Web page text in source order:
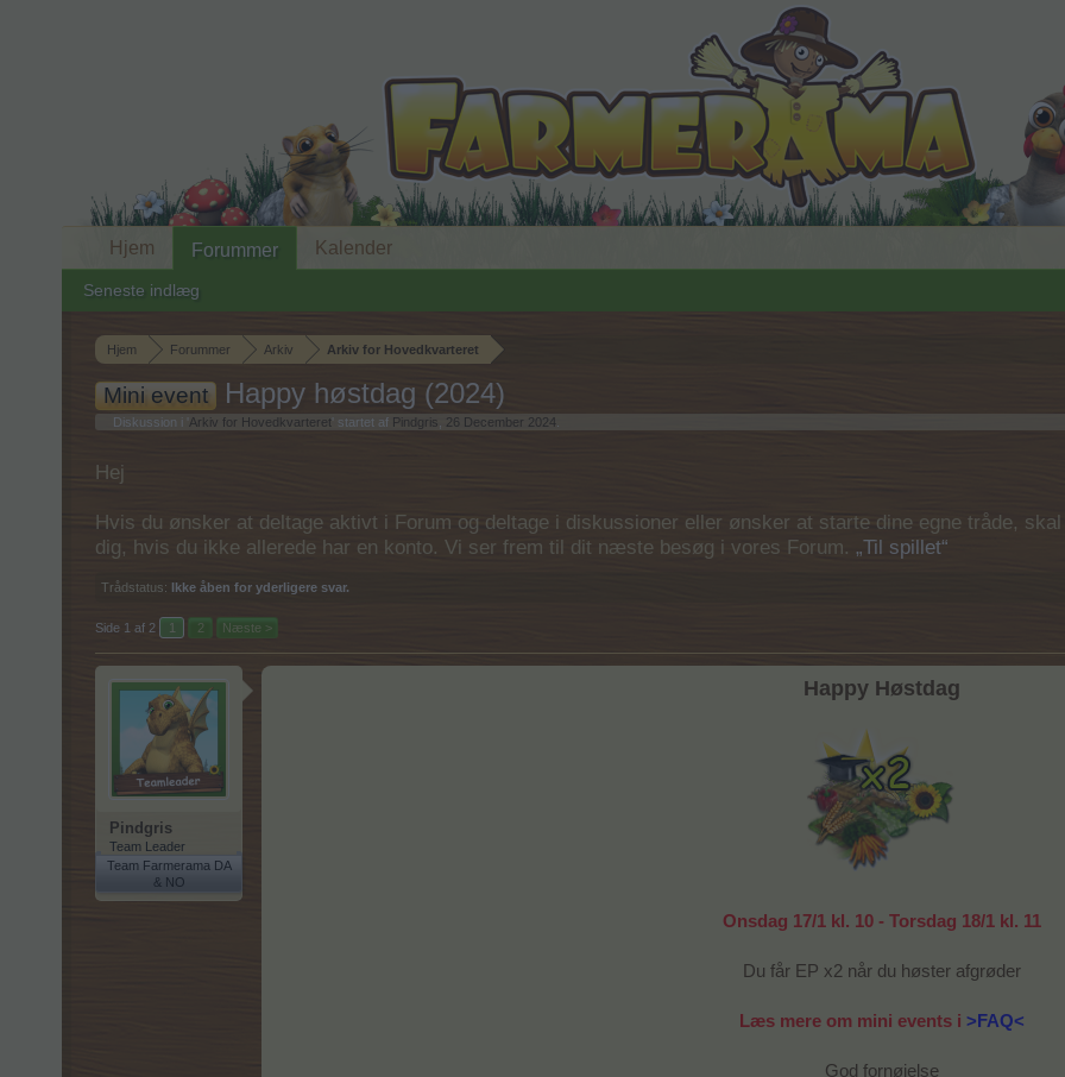
Hjem Forummer Arkiv Arkiv for Hovedkvarteret
Mini event Happy høstdag (2024)
Diskussion i ' Arkiv for Hovedkvarteret ' startet af Pindgris 26 December 2024
Hej
Hvis du ønsker at deltage aktivt i Forum og deltage i diskussioner eller ønsker at starte dine egne tråde,
dig, hvis du ikke allerede har en konto. Vi ser frem til dit næste besøg i vores Forum. „Til spillet“
Trådstatus: Ikke åben for yderligere svar.
Side 1 af 2 1 2 Næste >
Pindgris
Team Leader
Team Farmerama DA
& NO
Happy Høstdag
Onsdag 17/1 kl. 10 - Torsdag 18/1 kl. 11
Du får EP x2 når du høster afgrøder
Læs mere om mini events i >FAQ<
God fornøjelse
Hjem Forummer
Seneste indlæg
Kalender